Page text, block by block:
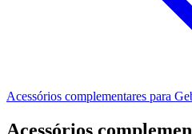
Acessórios complementares para